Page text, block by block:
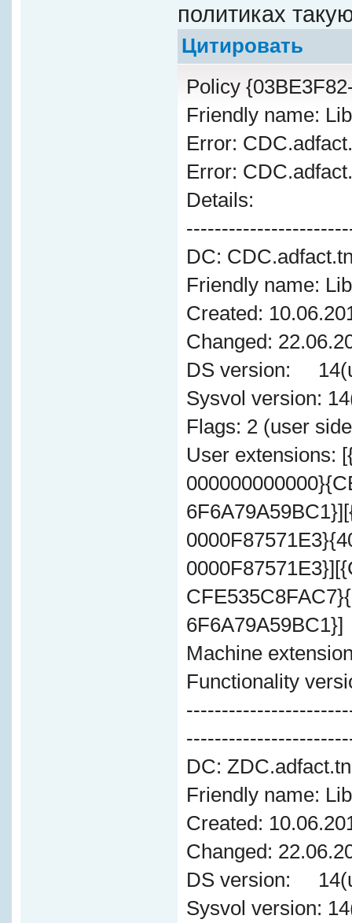
политиках
Цитировать
Policy
Friendly name:
Error:
Error:
Details:
DC:
Friendly name:
Created:
Changed:
DS version:
Sysvol version:
Flags: 2 (user
User extensions:
6F6A79A59BC1}]
Machine
Functionality
DC:
Friendly name:
Created:
Changed:
DS version:
Sysvol version: